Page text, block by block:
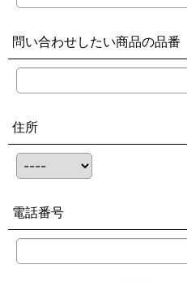
問い合わせしたい商品の品番
住所
電話番号